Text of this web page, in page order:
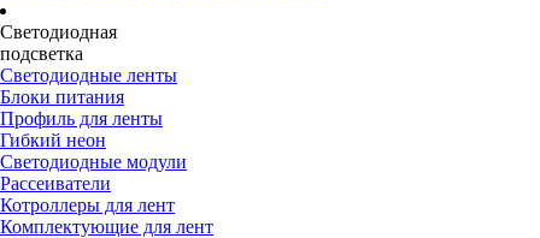
Светодиодная
подсветка
Светодиодные ленты
Блоки питания
Профиль для ленты
Гибкий неон
Светодиодные модули
Рассеиватели
Котроллеры для лент
Комплектующие для лент